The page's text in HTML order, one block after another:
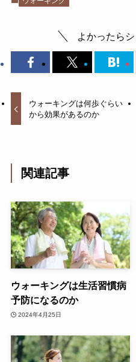
よかったら
ウォーキングは何歩ぐらい
から効果があるのか
関連記事
ウォーキングは生活習慣病
予防になるのか
2024年4月25日